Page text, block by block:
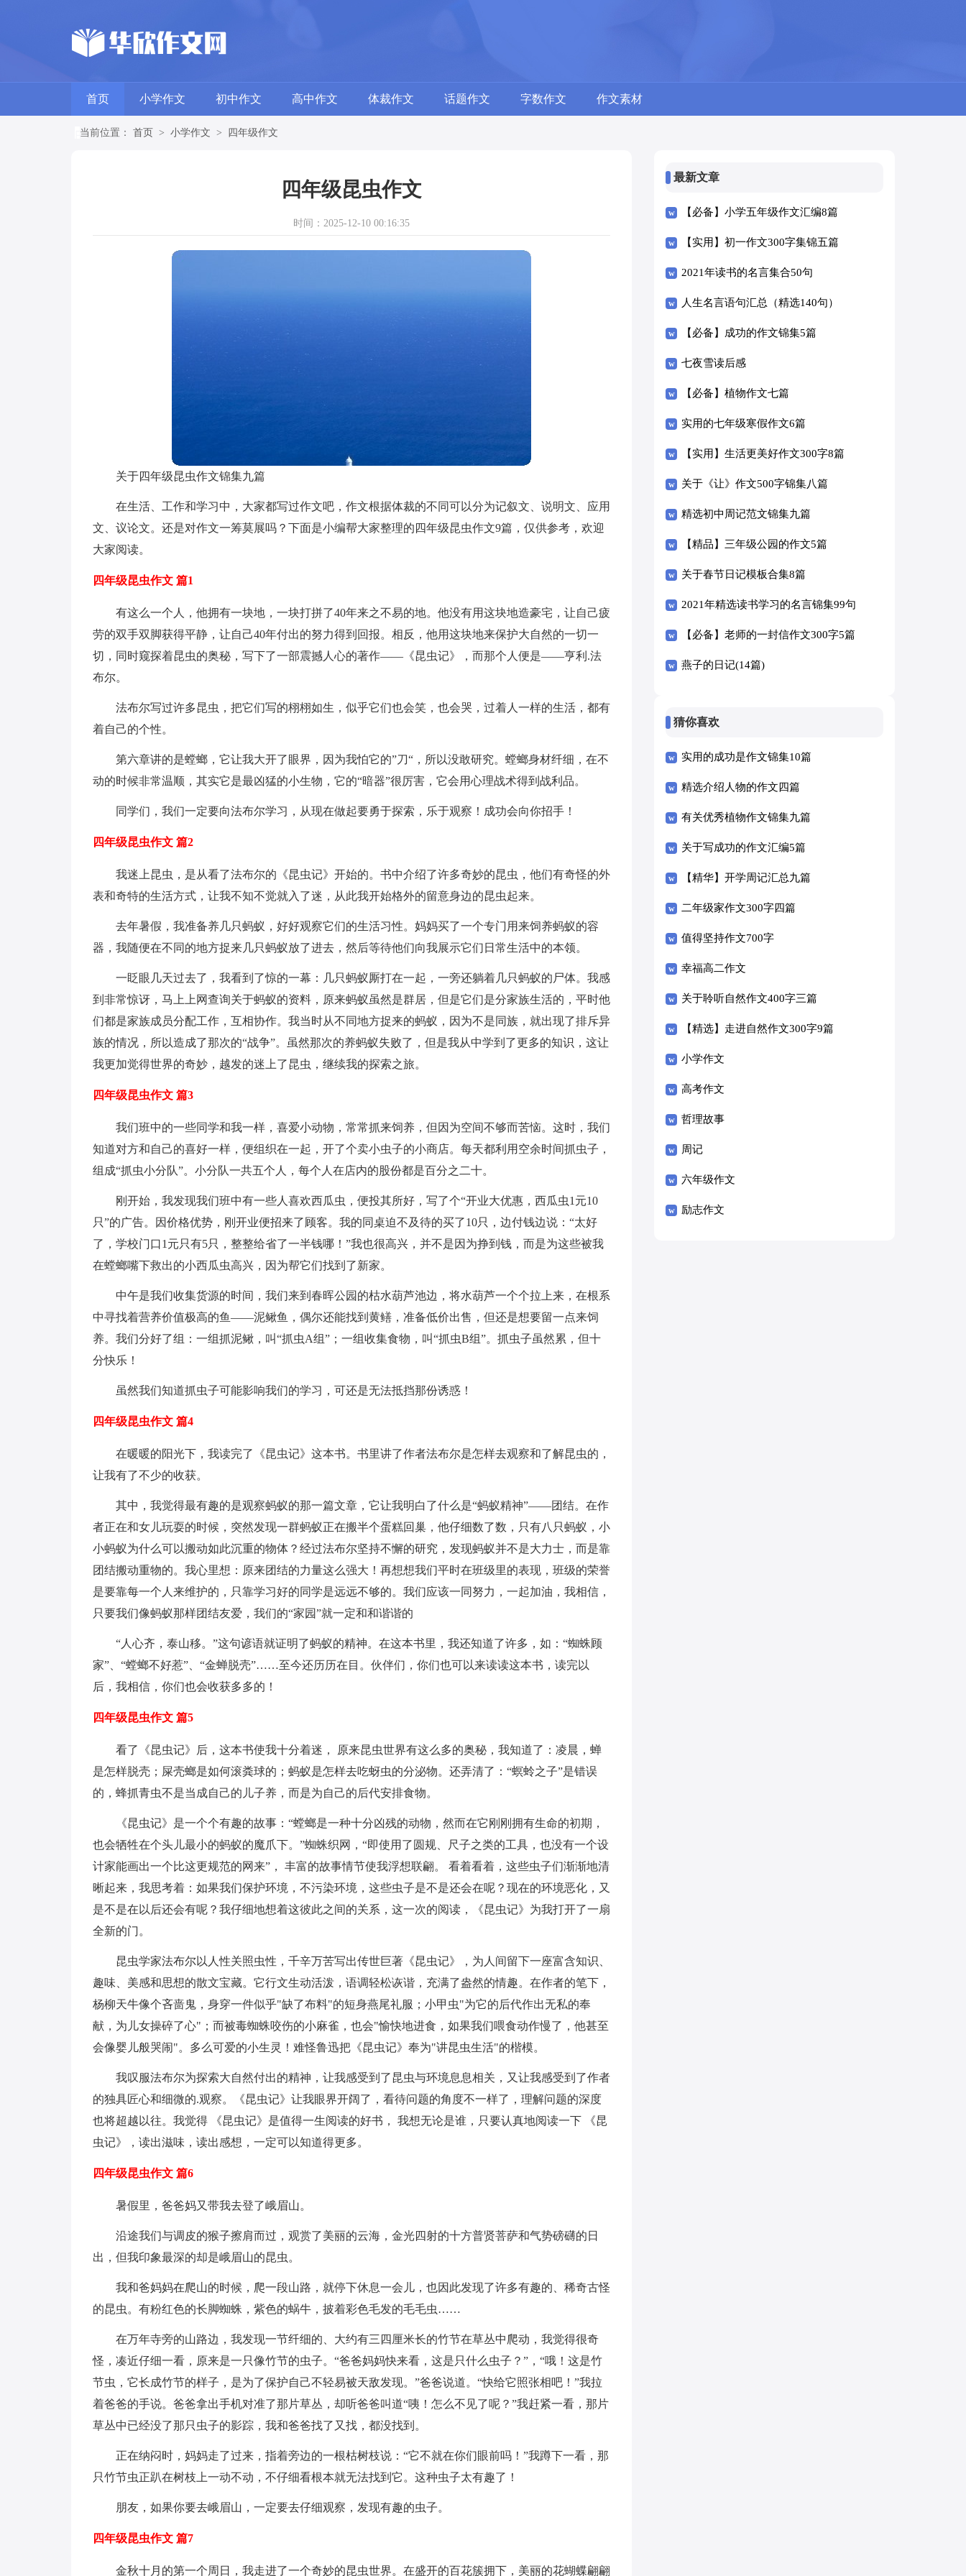
首页 小学作文 初中作文 高中作文 体裁作文 话题作文 字数作文 作文素材
当前位置： 首页 > 小学作文 > 四年级作文
四年级昆虫作文
时间：2025-12-10 00:16:35
关于四年级昆虫作文锦集九篇
在生活、工作和学习中，大家都写过作文吧，作文根据体裁的不同可以分为记叙文、说明文、应用
文、议论文。还是对作文一筹莫展吗？下面是小编帮大家整理的四年级昆虫作文9篇，仅供参考，欢迎
大家阅读。
四年级昆虫作文 篇1
有这么一个人，他拥有一块地，一块打拼了40年来之不易的地。他没有用这块地造豪宅，让自己疲
劳的双手双脚获得平静，让自己40年付出的努力得到回报。相反，他用这块地来保护大自然的一切一
切，同时窥探着昆虫的奥秘，写下了一部震撼人心的著作——《昆虫记》，而那个人便是——亨利.法
布尔。
法布尔写过许多昆虫，把它们写的栩栩如生，似乎它们也会笑，也会哭，过着人一样的生活，都有
着自己的个性。
第六章讲的是螳螂，它让我大开了眼界，因为我怕它的”刀“，所以没敢研究。螳螂身材纤细，在不
动的时候非常温顺，其实它是最凶猛的小生物，它的“暗器”很厉害，它会用心理战术得到战利品。
同学们，我们一定要向法布尔学习，从现在做起要勇于探索，乐于观察！成功会向你招手！
四年级昆虫作文 篇2
我迷上昆虫，是从看了法布尔的《昆虫记》开始的。书中介绍了许多奇妙的昆虫，他们有奇怪的外
表和奇特的生活方式，让我不知不觉就入了迷，从此我开始格外的留意身边的昆虫起来。
去年暑假，我准备养几只蚂蚁，好好观察它们的生活习性。妈妈买了一个专门用来饲养蚂蚁的容
器，我随便在不同的地方捉来几只蚂蚁放了进去，然后等待他们向我展示它们日常生活中的本领。
一眨眼几天过去了，我看到了惊的一幕：几只蚂蚁厮打在一起，一旁还躺着几只蚂蚁的尸体。我感
到非常惊讶，马上上网查询关于蚂蚁的资料，原来蚂蚁虽然是群居，但是它们是分家族生活的，平时他
们都是家族成员分配工作，互相协作。我当时从不同地方捉来的蚂蚁，因为不是同族，就出现了排斥异
族的情况，所以造成了那次的“战争”。虽然那次的养蚂蚁失败了，但是我从中学到了更多的知识，这让
我更加觉得世界的奇妙，越发的迷上了昆虫，继续我的探索之旅。
四年级昆虫作文 篇3
我们班中的一些同学和我一样，喜爱小动物，常常抓来饲养，但因为空间不够而苦恼。这时，我们
知道对方和自己的喜好一样，便组织在一起，开了个卖小虫子的小商店。每天都利用空余时间抓虫子，
组成“抓虫小分队”。小分队一共五个人，每个人在店内的股份都是百分之二十。
刚开始，我发现我们班中有一些人喜欢西瓜虫，便投其所好，写了个“开业大优惠，西瓜虫1元10
只”的广告。因价格优势，刚开业便招来了顾客。我的同桌迫不及待的买了10只，边付钱边说：“太好
了，学校门口1元只有5只，整整给省了一半钱哪！”我也很高兴，并不是因为挣到钱，而是为这些被我
在螳螂嘴下救出的小西瓜虫高兴，因为帮它们找到了新家。
中午是我们收集货源的时间，我们来到春晖公园的枯水葫芦池边，将水葫芦一个个拉上来，在根系
中寻找着营养价值极高的鱼——泥鳅鱼，偶尔还能找到黄鳝，准备低价出售，但还是想要留一点来饲
养。我们分好了组：一组抓泥鳅，叫“抓虫A组”；一组收集食物，叫“抓虫B组”。抓虫子虽然累，但十
分快乐！
虽然我们知道抓虫子可能影响我们的学习，可还是无法抵挡那份诱惑！
四年级昆虫作文 篇4
在暖暖的阳光下，我读完了《昆虫记》这本书。书里讲了作者法布尔是怎样去观察和了解昆虫的，
让我有了不少的收获。
其中，我觉得最有趣的是观察蚂蚁的那一篇文章，它让我明白了什么是“蚂蚁精神”——团结。在作
者正在和女儿玩耍的时候，突然发现一群蚂蚁正在搬半个蛋糕回巢，他仔细数了数，只有八只蚂蚁，小
小蚂蚁为什么可以搬动如此沉重的物体？经过法布尔坚持不懈的研究，发现蚂蚁并不是大力士，而是靠
团结搬动重物的。我心里想：原来团结的力量这么强大！再想想我们平时在班级里的表现，班级的荣誉
是要靠每一个人来维护的，只靠学习好的同学是远远不够的。我们应该一同努力，一起加油，我相信，
只要我们像蚂蚁那样团结友爱，我们的“家园”就一定和和谐谐的
“人心齐，泰山移。”这句谚语就证明了蚂蚁的精神。在这本书里，我还知道了许多，如：“蜘蛛顾
家”、“螳螂不好惹”、“金蝉脱壳”……至今还历历在目。伙伴们，你们也可以来读读这本书，读完以
后，我相信，你们也会收获多多的！
四年级昆虫作文 篇5
看了《昆虫记》后，这本书使我十分着迷， 原来昆虫世界有这么多的奥秘，我知道了：凌晨，蝉
是怎样脱壳；屎壳螂是如何滚粪球的；蚂蚁是怎样去吃蚜虫的分泌物。还弄清了：“螟蛉之子”是错误
的，蜂抓青虫不是当成自己的儿子养，而是为自己的后代安排食物。
《昆虫记》是一个个有趣的故事：“螳螂是一种十分凶残的动物，然而在它刚刚拥有生命的初期，
也会牺牲在个头儿最小的蚂蚁的魔爪下。”蜘蛛织网，“即使用了圆规、尺子之类的工具，也没有一个设
计家能画出一个比这更规范的网来”， 丰富的故事情节使我浮想联翩。 看着看着，这些虫子们渐渐地清
晰起来，我思考着：如果我们保护环境，不污染环境，这些虫子是不是还会在呢？现在的环境恶化，又
是不是在以后还会有呢？我仔细地想着这彼此之间的关系，这一次的阅读，《昆虫记》为我打开了一扇
全新的门。
昆虫学家法布尔以人性关照虫性，千辛万苦写出传世巨著《昆虫记》，为人间留下一座富含知识、
趣味、美感和思想的散文宝藏。它行文生动活泼，语调轻松诙谐，充满了盎然的情趣。在作者的笔下，
杨柳天牛像个吝啬鬼，身穿一件似乎"缺了布料"的短身燕尾礼服；小甲虫"为它的后代作出无私的奉
献，为儿女操碎了心"；而被毒蜘蛛咬伤的小麻雀，也会"愉快地进食，如果我们喂食动作慢了，他甚至
会像婴儿般哭闹"。多么可爱的小生灵！难怪鲁迅把《昆虫记》奉为"讲昆虫生活"的楷模。
我叹服法布尔为探索大自然付出的精神，让我感受到了昆虫与环境息息相关，又让我感受到了作者
的独具匠心和细微的.观察。《昆虫记》让我眼界开阔了，看待问题的角度不一样了，理解问题的深度
也将超越以往。我觉得 《昆虫记》是值得一生阅读的好书， 我想无论是谁，只要认真地阅读一下 《昆
虫记》，读出滋味，读出感想，一定可以知道得更多。
四年级昆虫作文 篇6
暑假里，爸爸妈又带我去登了峨眉山。
沿途我们与调皮的猴子擦肩而过，观赏了美丽的云海，金光四射的十方普贤菩萨和气势磅礴的日
出，但我印象最深的却是峨眉山的昆虫。
我和爸妈妈在爬山的时候，爬一段山路，就停下休息一会儿，也因此发现了许多有趣的、稀奇古怪
的昆虫。有粉红色的长脚蜘蛛，紫色的蜗牛，披着彩色毛发的毛毛虫……
在万年寺旁的山路边，我发现一节纤细的、大约有三四厘米长的竹节在草丛中爬动，我觉得很奇
怪，凑近仔细一看，原来是一只像竹节的虫子。“爸爸妈妈快来看，这是只什么虫子？”，“哦！这是竹
节虫，它长成竹节的样子，是为了保护自己不轻易被天敌发现。”爸爸说道。“快给它照张相吧！”我拉
着爸爸的手说。爸爸拿出手机对准了那片草丛，却听爸爸叫道“咦！怎么不见了呢？”我赶紧一看，那片
草丛中已经没了那只虫子的影踪，我和爸爸找了又找，都没找到。
正在纳闷时，妈妈走了过来，指着旁边的一根枯树枝说：“它不就在你们眼前吗！”我蹲下一看，那
只竹节虫正趴在树枝上一动不动，不仔细看根本就无法找到它。这种虫子太有趣了！
朋友，如果你要去峨眉山，一定要去仔细观察，发现有趣的虫子。
四年级昆虫作文 篇7
金秋十月的第一个周日，我走进了一个奇妙的昆虫世界。在盛开的百花簇拥下，美丽的花蝴蝶翩翩
最新文章
【必备】小学五年级作文汇编8篇
【实用】初一作文300字集锦五篇
2021年读书的名言集合50句
人生名言语句汇总（精选140句）
【必备】成功的作文锦集5篇
七夜雪读后感
【必备】植物作文七篇
实用的七年级寒假作文6篇
【实用】生活更美好作文300字8篇
关于《让》作文500字锦集八篇
精选初中周记范文锦集九篇
【精品】三年级公园的作文5篇
关于春节日记模板合集8篇
2021年精选读书学习的名言锦集99句
【必备】老师的一封信作文300字5篇
燕子的日记(14篇)
猜你喜欢
实用的成功是作文锦集10篇
精选介绍人物的作文四篇
有关优秀植物作文锦集九篇
关于写成功的作文汇编5篇
【精华】开学周记汇总九篇
二年级家作文300字四篇
值得坚持作文700字
幸福高二作文
关于聆听自然作文400字三篇
【精选】走进自然作文300字9篇
小学作文
高考作文
哲理故事
周记
六年级作文
励志作文